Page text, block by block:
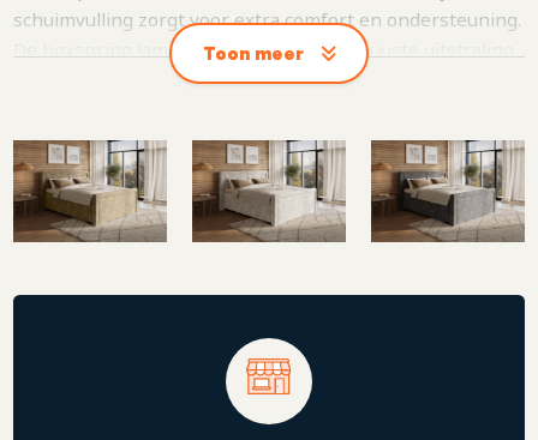
schuimvulling zorgt voor extra comfort en ondersteuning.
De boxspring James combineert een robuuste uitstraling
met verfijnde elegantie en past perfect in een moderne
verschillende stoffen, onderboxen, poten en matrassen
stel je dit bed volledig samen naar jouw persoonlijke stijl
en slaapvoorkeur. Voor een extra luxe uitstraling kun je de
James uitbreiden met een bijpassend voetbord met
geheel vormt.
Toon meer